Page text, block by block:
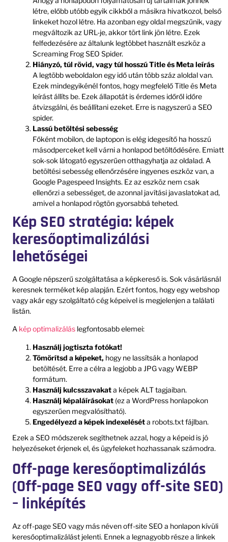
létre, előbb utóbb egyik cikkből a másikra hivatkozol, belső
linkeket hozol létre. Ha azonban egy oldal megszűnik, vagy
megváltozik az URL-je, akkor tört link jön létre. Ezek
felfedezésére az általunk legtöbbet használt eszköz a
Screaming Frog SEO Spider.
Hiányzó, túl rövid, vagy túl hosszú Title és Meta leírás
A legtöbb weboldalon egy idő után több száz aloldal van.
Ezek mindegyikénél fontos, hogy megfelelő Title és Meta
leírást állíts be. Ezek állapotát is érdemes időről időre
átvizsgálni, és beállítani ezeket. Erre is nagyszerű a SEO
spider.
Lassú betöltési sebesség
Főként mobilon, de laptopon is elég idegesítő ha hosszú
másodperceket kell várni a honlapod betöltődésére. Emiatt
sok-sok látogató egyszerűen otthagyhatja az oldalad. A
betöltési sebesség ellenőrzésére ingyenes eszköz van, a
Google Pagespeed Insights. Ez az eszköz nem csak
ellenőrzi a sebességet, de azonnal javítási javaslatokat ad,
amivel a honlapod rögtön gyorsabbá teheted.
Kép SEO stratégia: képek
keresőoptimalizálási
lehetőségei
A Google népszerű szolgáltatása a képkereső is. Sok vásárlásnál
keresnek terméket kép alapján. Ezért fontos, hogy egy webshop
vagy akár egy szolgáltató cég képeivel is megjelenjen a találati
listán.
A kép optimalizálás legfontosabb elemei:
Használj jogtiszta fotókat!
Tömörítsd a képeket, hogy ne lassítsák a honlapod
betöltését. Erre a célra a legjobb a JPG vagy WEBP
formátum.
Használj kulcsszavakata képek ALT tagjaiban.
Használj képaláírásokat (ez a WordPress honlapokon
egyszerűen megvalósítható).
Engedélyezd a képek indexeléséta robots.txt fájlban.
Ezek a SEO módszerek segíthetnek azzal, hogy a képeid is jó
helyezéseket érjenek el, és ügyfeleket hozhassanak számodra.
Off-page keresőoptimalizálás
(Off-page SEO vagy off-site SEO)
– linképítés
Az off-page SEO vagy más néven off-site SEO a honlapon kívüli
keresőoptimalizálást jelenti. Ennek a legnagyobb része a linkek